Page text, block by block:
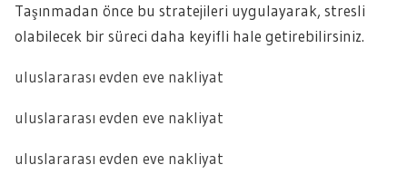
Taşınmadan önce bu stratejileri uygulayarak, stresli
olabilecek bir süreci daha keyifli hale getirebilirsiniz.
uluslararası evden eve nakliyat
uluslararası evden eve nakliyat
uluslararası evden eve nakliyat